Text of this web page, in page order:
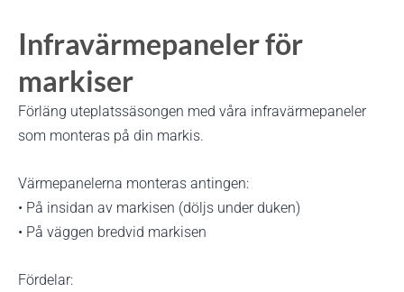
Infravärmepaneler för
markiser
Förläng uteplatssäsongen med våra infravärmepaneler
som monteras på din markis.
Värmepanelerna monteras antingen:
• På insidan av markisen (döljs under duken)
• På väggen bredvid markisen
Fördelar: